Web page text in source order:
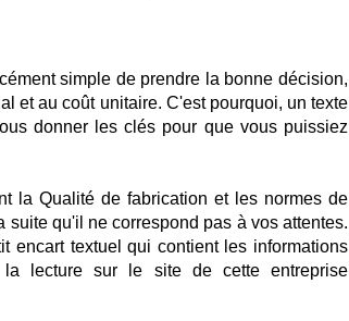
simple de prendre la bonne décision,
et au coût unitaire. C'est pourquoi, un texte
donner les clés pour que vous puissiez
la Qualité de fabrication et les normes de
qu'il ne correspond pas à vos attentes.
encart textuel qui contient les informations
lecture sur le site de cette entreprise